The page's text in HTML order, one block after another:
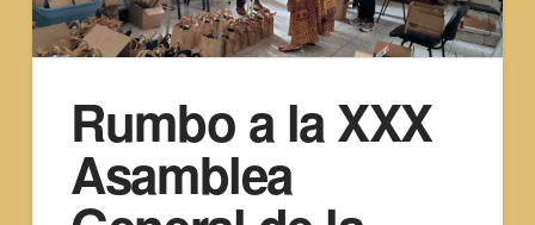
Rumbo a la XXX
Asamblea